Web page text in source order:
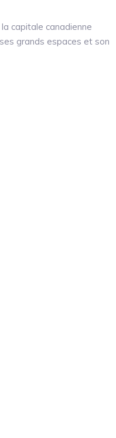
capitale canadienne
grands espaces et son